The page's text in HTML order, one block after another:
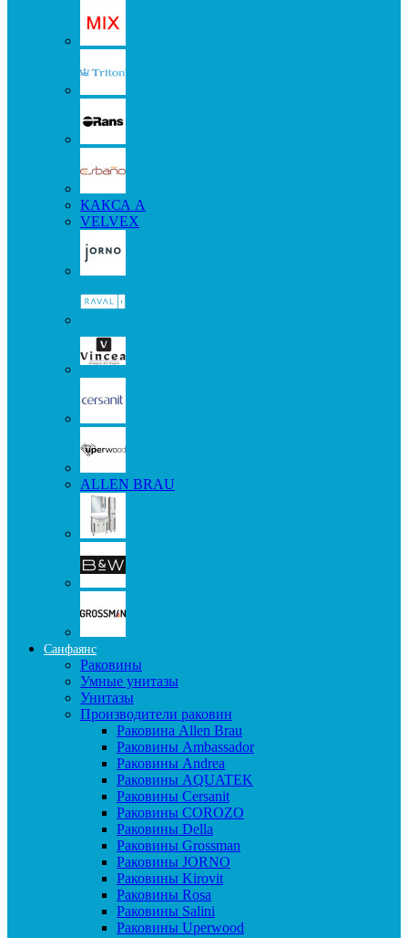
КАКСА А
VELVEX
ALLEN BRAU
Санфаянс
Раковины
Умные унитазы
Унитазы
Производители раковин
Раковина Allen Brau
Раковины Ambassador
Раковины Andrea
Раковины AQUATEK
Раковины Cersanit
Раковины COROZO
Раковины Della
Раковины Grossman
Раковины JORNO
Раковины Kirovit
Раковины Rosa
Раковины Salini
Раковины Uperwood